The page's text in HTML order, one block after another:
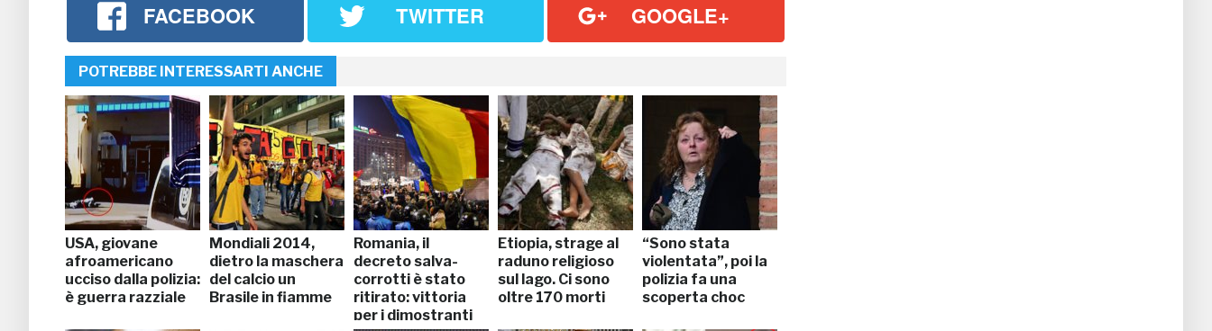
FACEBOOK TWITTER GOOGLE+
POTREBBE INTERESSARTI ANCHE
USA, giovane
afroamericano
ucciso dalla polizia:
è guerra razziale
Mondiali 2014,
dietro la maschera
del calcio un
Brasile in fiamme
Romania, il
decreto salva-
corrotti è stato
ritirato: vittoria
per i dimostranti
Etiopia, strage al
raduno religioso
sul lago. Ci sono
oltre 170 morti
“Sono stata
violentata”, poi la
polizia fa una
scoperta choc